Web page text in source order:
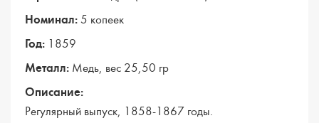
Номинал: 5 копеек
Год: 1859
Металл: Медь, вес 25,50 гр
Описание:
Регулярный выпуск, 1858-1867 годы.